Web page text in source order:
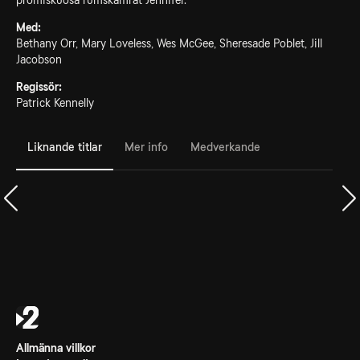
Med:
Bethany Orr, Mary Loveless, Wes McGee, Sheresade Poblet, Jill
Jacobson
Regissör:
Patrick Kennelly
Liknande titlar Mer info Medverkande
Allmänna villkor